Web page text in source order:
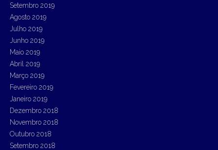
Setembro 2019
Agosto 2019
Julho 2019
Junho 2019
Maio 2019
Abril 2019
Março 2019
Fevereiro 2019
Janeiro 2019
Dezembro 2018
Novembro 2018
Outubro 2018
Setembro 2018